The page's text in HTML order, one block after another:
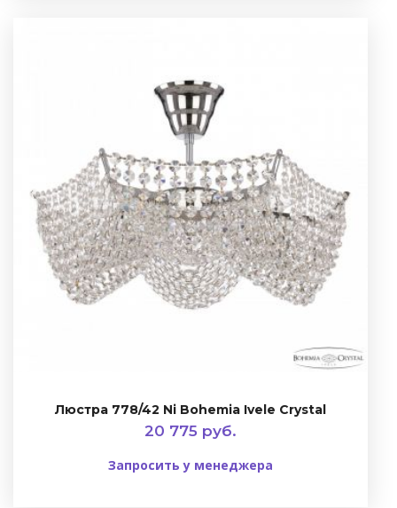
Люстра 778/42 Ni Bohemia Ivele Crystal
20 775 руб.
Запросить у менеджера